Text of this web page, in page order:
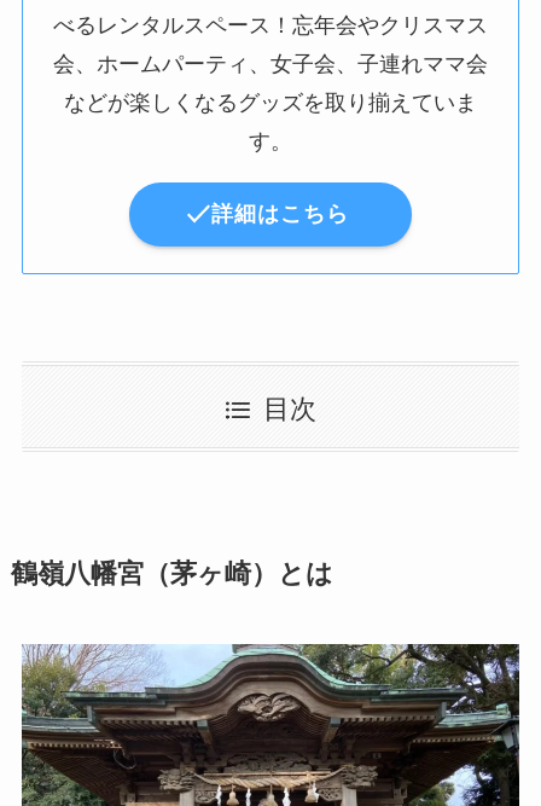
べるレンタルスペース！忘年会やクリスマス
会、ホームパーティ、女子会、子連れママ会
などが楽しくなるグッズを取り揃えていま
す。
詳細はこちら
目次
鶴嶺八幡宮（茅ヶ崎）とは